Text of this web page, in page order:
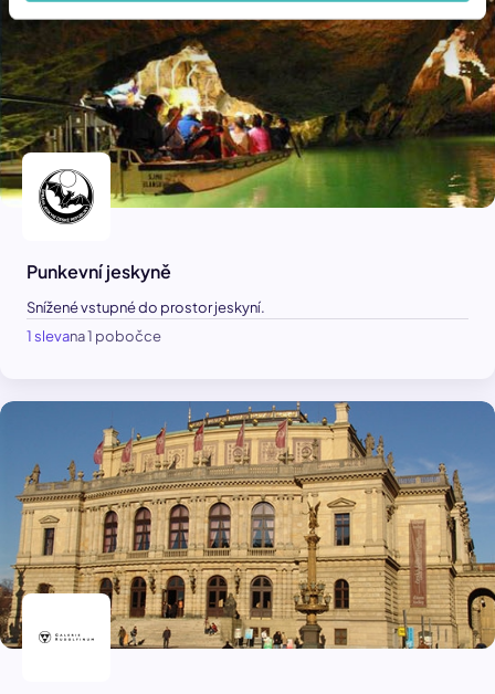
Punkevní jeskyně
Snížené vstupné do prostor jeskyní.
1 slevana 1 pobočce